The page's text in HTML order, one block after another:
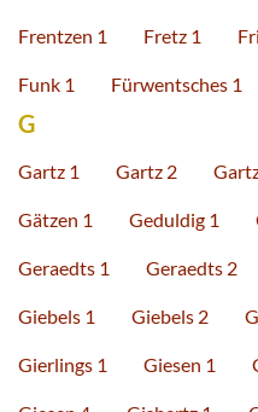
Frentzen 1 Fretz 1
Funk 1 Fürwentsches 1
G
Gartz 1 Gartz 2
Gätzen 1 Geduldig 1
Geraedts 1 Geraedts 2
Giebels 1 Giebels 2
Gierlings 1 Giesen 1